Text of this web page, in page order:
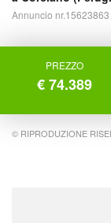
Annuncio
PREZZO
€ 74.389
© RIPRODUZIONE